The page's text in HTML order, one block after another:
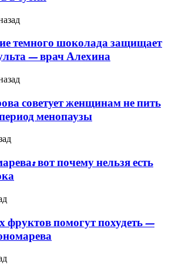
темного шоколада защищает
— врач Алехина
советует женщинам не пить
менопаузы
вот почему нельзя есть
фруктов помогут похудеть —